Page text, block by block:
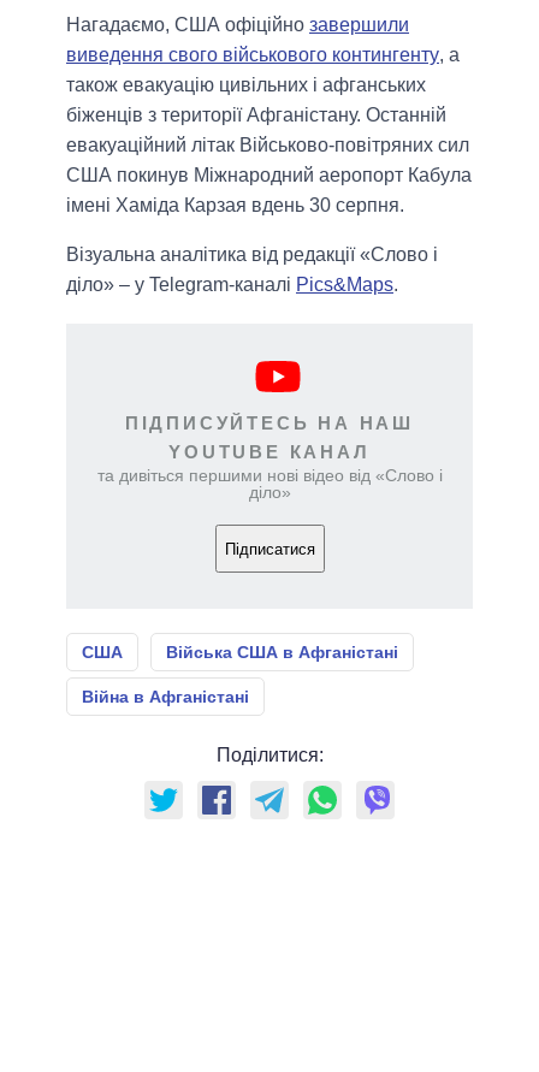
Нагадаємо, США офіційно завершили
виведення свого військового контингенту, а
також евакуацію цивільних і афганських
біженців з території Афганістану. Останній
евакуаційний літак Військово-повітряних сил
США покинув Міжнародний аеропорт Кабула
імені Хаміда Карзая вдень 30 серпня.
Візуальна аналітика від редакції «Слово і
діло» – у Telegram-каналі Pics&Maps.
ПІДПИСУЙТЕСЬ НА НАШ
YOUTUBE КАНАЛ
та дивіться першими нові відео від «Слово і
діло»
Підписатися
США Війська США в Афганістані
Війна в Афганістані
Поділитися: